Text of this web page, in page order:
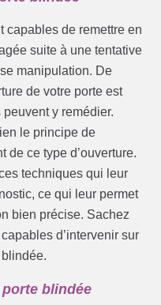
capables de remettre en
suite à une tentative
manipulation. De
de votre porte est
y remédier.
le principe de
de ce type d’ouverture.
techniques qui leur
ce qui leur permet
bien précise. Sachez
d’intervenir sur
blindée